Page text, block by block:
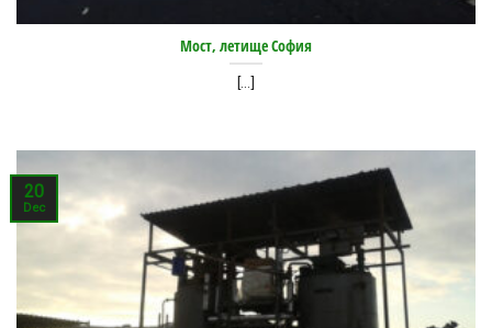
Мост, летище София
[...]
20
Dec